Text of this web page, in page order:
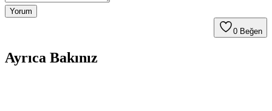
Yorum
0 Beğen
Ayrıca Bakınız